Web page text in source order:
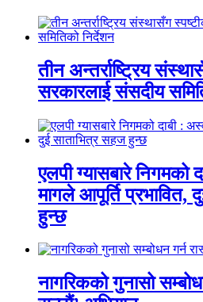
तीन अन्तर्राष्ट्रिय
सरकारलाई संसदीय
एलपी ग्यासबारे निगमको
मागले आपूर्ति प्रभावित,
हुन्छ
नागरिकको गुनासो